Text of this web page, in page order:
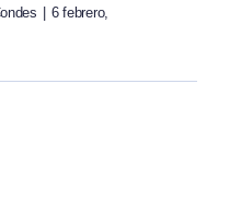
6 febrero,